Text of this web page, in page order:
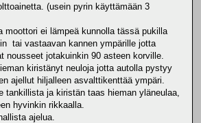
(usein pyrin käyttämään 3
moottori ei lämpeä kunnolla tässä pukilla
tai vastaavan kannen ympärille jotta
nousseet jotakuinkin 90 asteen korville.
kiristänyt neuloja jotta autolla pystyy
ajellut hiljalleen asvalttikenttää ympäri.
tankillista ja kiristän taas hieman yläneulaa,
hyvinkin rikkaalla.
ajelua.